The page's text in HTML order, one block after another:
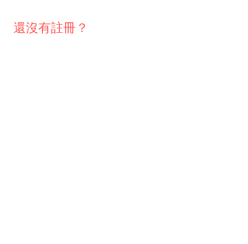
還沒有註冊？